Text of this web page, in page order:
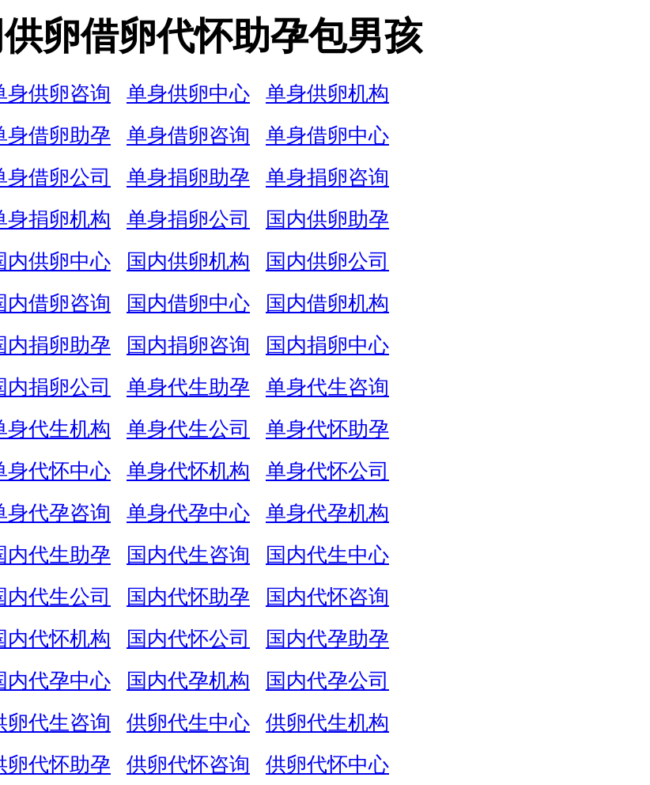
卵借卵代怀助孕包男孩
身供卵咨询 单身供卵中心
单身供卵机构
身借卵助孕 单身借卵咨询
单身借卵中心
身借卵公司 单身捐卵助孕
单身捐卵咨询
身捐卵机构 单身捐卵公司
国内供卵助孕
内供卵中心 国内供卵机构
国内供卵公司
内借卵咨询 国内借卵中心
国内借卵机构
内捐卵助孕 国内捐卵咨询
国内捐卵中心
内捐卵公司 单身代生助孕
单身代生咨询
身代生机构 单身代生公司
单身代怀助孕
身代怀中心 单身代怀机构
单身代怀公司
身代孕咨询 单身代孕中心
单身代孕机构
内代生助孕 国内代生咨询
国内代生中心
内代生公司 国内代怀助孕
国内代怀咨询
内代怀机构 国内代怀公司
国内代孕助孕
内代孕中心 国内代孕机构
国内代孕公司
卵代生咨询 供卵代生中心
供卵代生机构
卵代怀助孕 供卵代怀咨询
供卵代怀中心